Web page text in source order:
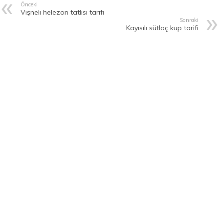
Önceki
Vişneli helezon tatlısı tarifi
Sonraki
Kayısılı sütlaç kup tarifi